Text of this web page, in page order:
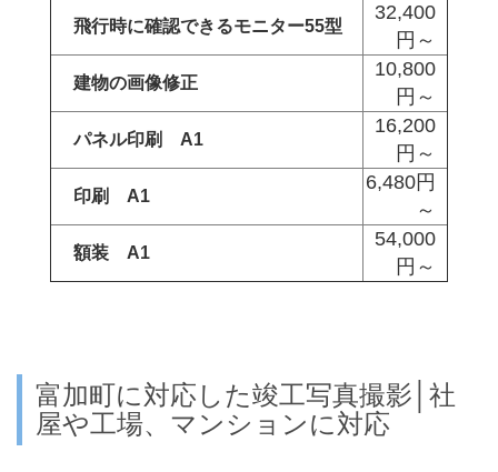
飛行時に確認できるモニター55型
32,400
円～
建物の画像修正
10,800
円～
パネル印刷 A1
16,200
円～
印刷 A1
6,480円
～
額装 A1
54,000
円～
富加町に対応した竣工写真撮影│社
屋や工場、マンションに対応